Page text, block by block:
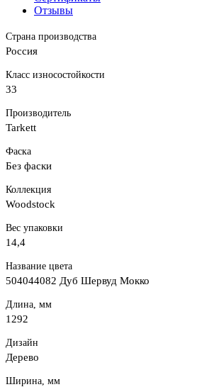
Отзывы
Страна производства
Россия
Класс износостойкости
33
Производитель
Tarkett
Фаска
Без фаски
Коллекция
Woodstock
Вес упаковки
14,4
Название цвета
504044082 Дуб Шервуд Мокко
Длина, мм
1292
Дизайн
Дерево
Ширина, мм